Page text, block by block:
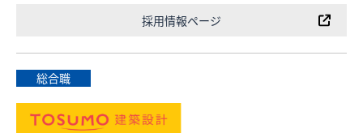
採用情報ページ
総合職